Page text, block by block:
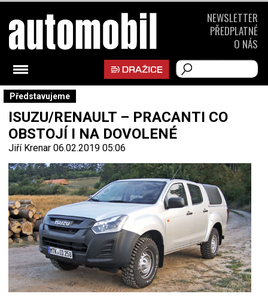
Představujeme
ISUZU/RENAULT – PRACANTI CO
OBSTOJÍ I NA DOVOLENÉ
Jiří Krenar 06.02.2019 05:06
NEWSLETTER
PŘEDPLATNÉ
O NÁS